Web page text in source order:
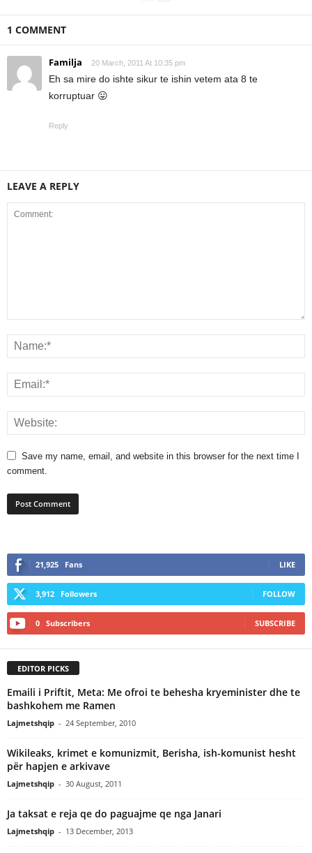
1 COMMENT
Familja 20 March, 2011 At 10:35 pm
Eh sa mire do ishte sikur te ishin vetem ata 8 te
korruptuar 😛
Reply
LEAVE A REPLY
Save my name, email, and website in this browser for the next time I
comment.
21,925 Fans LIKE
3,912 Followers FOLLOW
0 Subscribers SUBSCRIBE
EDITOR PICKS
Emaili i Priftit, Meta: Me ofroi te behesha kryeminister dhe te
bashkohem me Ramen
Lajmetshqip - 24 September, 2010
Wikileaks, krimet e komunizmit, Berisha, ish-komunist hesht
për hapjen e arkivave
Lajmetshqip - 30 August, 2011
Ja taksat e reja qe do paguajme qe nga Janari
Lajmetshqip - 13 December, 2013